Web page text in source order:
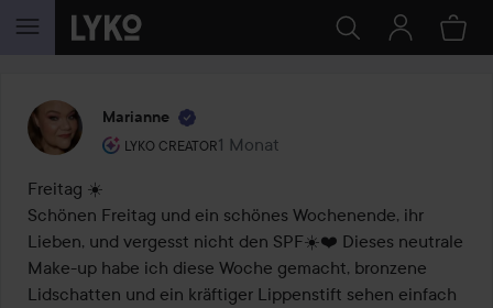
WEITER ZU INHALT
Marianne
LYKO CREATOR
Rolle des Benutzers: Lyko Creator.
1 Monat
Der Beitrag wurde 1 Monat erstellt
Freitag ☀️
Schönen Freitag und ein schönes Wochenende, ihr
Lieben, und vergesst nicht den SPF☀️❤️ Dieses neutrale
Make-up habe ich diese Woche gemacht, bronzene
Lidschatten und ein kräftiger Lippenstift sehen einfach